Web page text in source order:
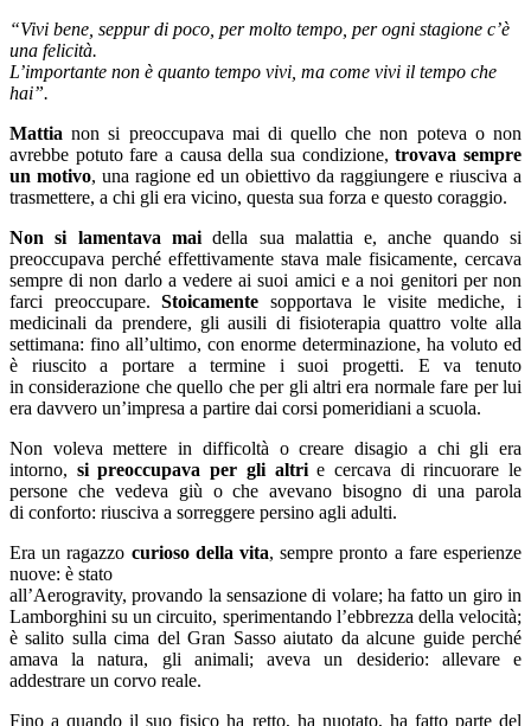
“Vivi bene, seppur di poco, per molto tempo, per ogni stagione c’è
una felicità.
L’importante non è quanto tempo vivi, ma come vivi il tempo che
hai”.
Mattianon si preoccupava mai di quello che non poteva o non
avrebbe potuto fare a causa della sua condizione,trovava sempre
un motivo, una ragione ed un obiettivo da raggiungere e riusciva a
trasmettere, a chi gli era vicino, questa sua forza e questo coraggio.
Non si lamentava maidella sua malattia e, anche quando si
preoccupava perché effettivamente stava male fisicamente, cercava
sempre di non darlo a vedere ai suoi amici e a noi genitori per non
farci preoccupare.Stoicamente sopportava le visite mediche, i
medicinali da prendere, gli ausili di fisioterapia quattro volte alla
settimana: fino all’ultimo, con enorme determinazione, ha voluto ed
è riuscito a portare a termine i suoi progetti. E va tenuto
in considerazione che quello che per gli altri era normale fare per lui
era davvero un’impresa a partire dai corsi pomeridiani a scuola.
Non voleva mettere in difficoltà o creare disagio a chi gli era
intorno, si preoccupava per gli altrie cercava di rincuorare le
persone che vedeva giù o che avevano bisogno di una parola
di conforto: riusciva a sorreggere persino agli adulti.
Era un ragazzo curioso della vita, sempre pronto a fare esperienze
nuove: è stato
all’Aerogravity, provando la sensazione di volare; ha fatto un giro in
Lamborghini su un circuito, sperimentando l’ebbrezza della velocità;
è salito sulla cima del Gran Sasso aiutato da alcune guide perché
amava la natura, gli animali; aveva un desiderio: allevare e
addestrare un corvo reale.
Fino a quando il suo fisico ha retto, ha nuotato, ha fatto parte del